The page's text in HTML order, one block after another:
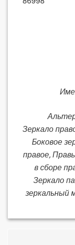
Зеркало
Боковое
правое,
в сборе
Зеркало
зеркальный